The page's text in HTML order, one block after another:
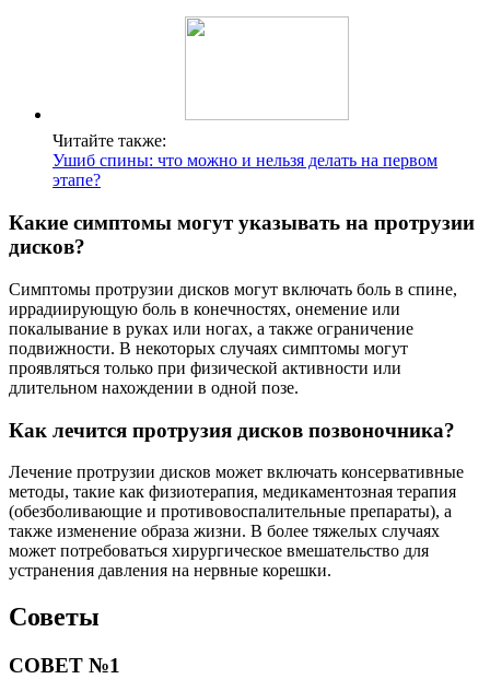
Читайте также:
Ушиб спины: что можно и нельзя делать на первом
этапе?
Какие симптомы могут указывать на протрузии
дисков?
Симптомы протрузии дисков могут включать боль в спине,
иррадиирующую боль в конечностях, онемение или
покалывание в руках или ногах, а также ограничение
подвижности. В некоторых случаях симптомы могут
проявляться только при физической активности или
длительном нахождении в одной позе.
Как лечится протрузия дисков позвоночника?
Лечение протрузии дисков может включать консервативные
методы, такие как физиотерапия, медикаментозная терапия
(обезболивающие и противовоспалительные препараты), а
также изменение образа жизни. В более тяжелых случаях
может потребоваться хирургическое вмешательство для
устранения давления на нервные корешки.
Советы
СОВЕТ №1